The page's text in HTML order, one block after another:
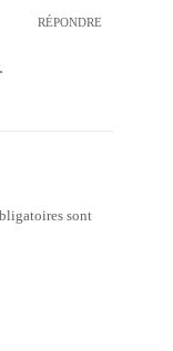
RÉPONDRE
sont